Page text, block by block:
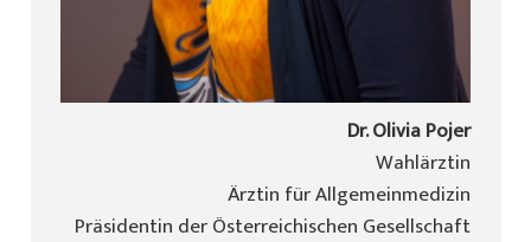
Dr. Olivia Pojer
Wahlärztin
Ärztin für Allgemeinmedizin
Präsidentin der Österreichischen Gesellschaft